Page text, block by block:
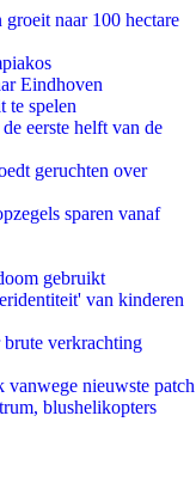
naar 100 hectare
Eindhoven
te spelen
eerste helft van de
geruchten over
sparen vanaf
gebruikt
van kinderen
verkrachting
vanwege nieuwste patch
blushelikopters